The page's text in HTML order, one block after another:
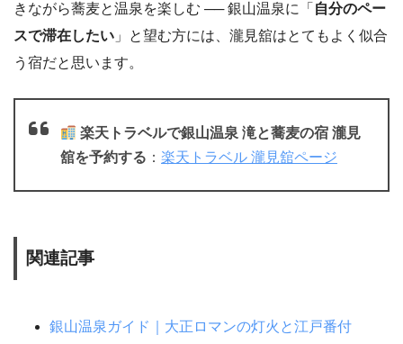
きながら蕎麦と温泉を楽しむ ── 銀山温泉に「 自分のペー
スで滞在したい 」と望む方には、瀧見舘はとてもよく似合
う宿だと思います。
楽天トラベルで銀山温泉 滝と蕎麦の宿 瀧見
舘を予約する ： 楽天トラベル 瀧見舘ページ
関連記事
銀山温泉ガイド｜大正ロマンの灯火と江戸番付